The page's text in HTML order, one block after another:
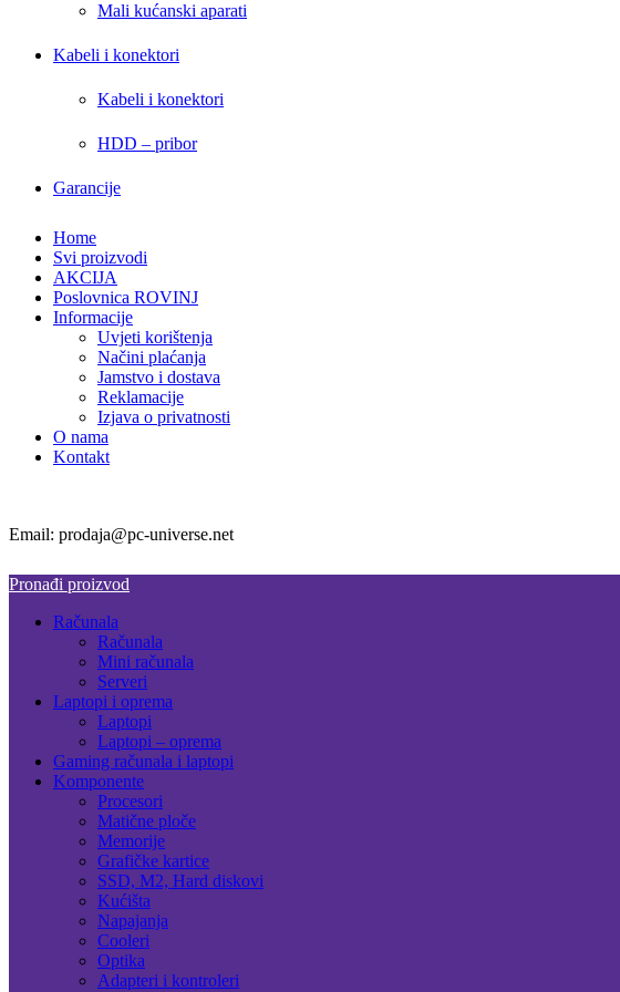
Mali kućanski aparati
Kabeli i konektori
Kabeli i konektori
HDD – pribor
Garancije
Home
Svi proizvodi
AKCIJA
Poslovnica ROVINJ
Informacije
Uvjeti korištenja
Načini plaćanja
Jamstvo i dostava
Reklamacije
Izjava o privatnosti
O nama
Kontakt
Email: prodaja@pc-universe.net
Pronađi proizvod
Računala
Računala
Mini računala
Serveri
Laptopi i oprema
Laptopi
Laptopi – oprema
Gaming računala i laptopi
Komponente
Procesori
Matične ploče
Memorije
Grafičke kartice
SSD, M2, Hard diskovi
Kućišta
Napajanja
Cooleri
Optika
Adapteri i kontroleri